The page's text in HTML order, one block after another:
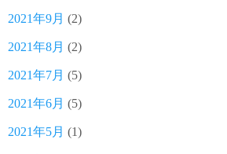
2021年9月 (2)
2021年8月 (2)
2021年7月 (5)
2021年6月 (5)
2021年5月 (1)